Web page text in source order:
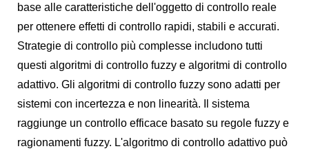
base alle caratteristiche dell'oggetto di controllo reale
per ottenere effetti di controllo rapidi, stabili e accurati.
Strategie di controllo più complesse includono tutti
questi algoritmi di controllo fuzzy e algoritmi di controllo
adattivo. Gli algoritmi di controllo fuzzy sono adatti per
sistemi con incertezza e non linearità. Il sistema
raggiunge un controllo efficace basato su regole fuzzy e
ragionamenti fuzzy. L'algoritmo di controllo adattivo può